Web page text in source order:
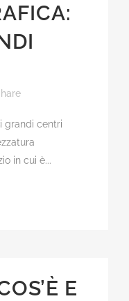
grandi centri
in cui è...
E